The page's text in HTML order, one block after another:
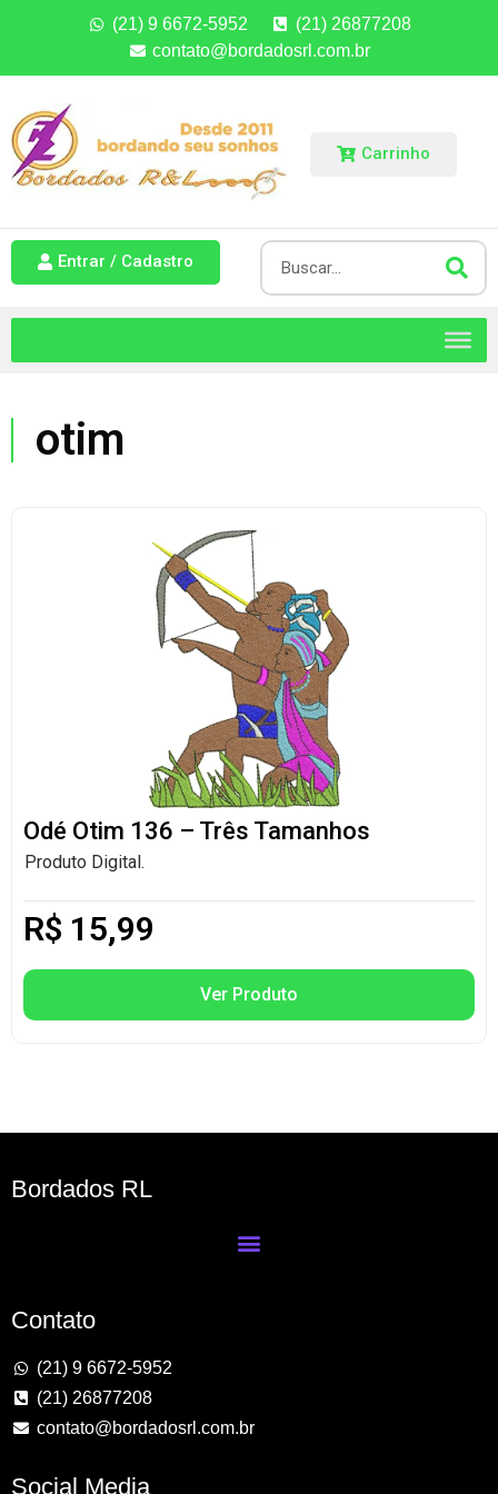
(21) 9 6672-5952
(21) 26877208
contato@bordadosrl.com.br
Carrinho
Entrar / Cadastro
otim
Odé Otim 136 – Três Tamanhos
Produto Digital.
R$ 15,99
Ver Produto
Bordados RL
Contato
(21) 9 6672-5952
(21) 26877208
contato@bordadosrl.com.br
Social Media